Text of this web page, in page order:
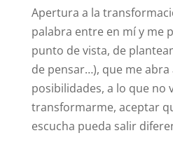
Apertura a la
palabra entre en mí y me
punto de vista, de
de pensar…), que me abra
posibilidades, a lo que no
transformarme, aceptar
escucha pueda salir